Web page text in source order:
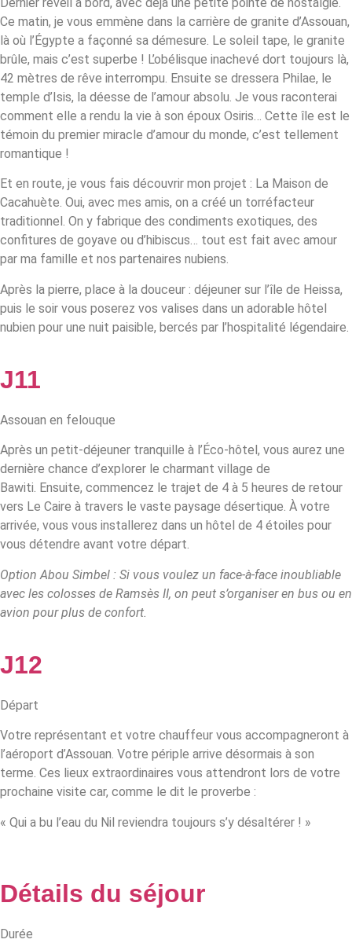
Ce matin, je vous emmène dans la carrière de granite d’Assouan,
là où l’Égypte a façonné sa démesure. Le soleil tape, le granite
brûle, mais c’est superbe ! L’obélisque inachevé dort toujours là,
42 mètres de rêve interrompu. Ensuite se dressera Philae, le
temple d’Isis, la déesse de l’amour absolu. Je vous raconterai
comment elle a rendu la vie à son époux Osiris… Cette île est le
témoin du premier miracle d’amour du monde, c’est tellement
romantique !
Et en route, je vous fais découvrir mon projet : La Maison de
Cacahuète. Oui, avec mes amis, on a créé un torréfacteur
traditionnel. On y fabrique des condiments exotiques, des
confitures de goyave ou d’hibiscus… tout est fait avec amour
par ma famille et nos partenaires nubiens.
Après la pierre, place à la douceur : déjeuner sur l’île de Heissa,
puis le soir vous poserez vos valises dans un adorable hôtel
nubien pour une nuit paisible, bercés par l’hospitalité légendaire.
J11
Assouan en felouque
Après un petit-déjeuner tranquille à l’Éco-hôtel, vous aurez une
dernière chance d’explorer le charmant village de
Bawiti. Ensuite, commencez le trajet de 4 à 5 heures de retour
vers Le Caire à travers le vaste paysage désertique. À votre
arrivée, vous vous installerez dans un hôtel de 4 étoiles pour
vous détendre avant votre départ.
Option Abou Simbel : Si vous voulez un face-à-face inoubliable
avec les colosses de Ramsès II, on peut s’organiser en bus ou en
avion pour plus de confort.
J12
Départ
Votre représentant et votre chauffeur vous accompagneront à
l’aéroport d’Assouan. Votre périple arrive désormais à son
terme. Ces lieux extraordinaires vous attendront lors de votre
prochaine visite car, comme le dit le proverbe :
« Qui a bu l’eau du Nil reviendra toujours s’y désaltérer ! »
Détails du séjour
Durée